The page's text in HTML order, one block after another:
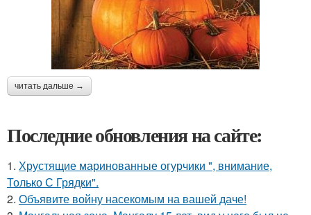
читать дальше →
Последние обновления на сайте:
1. Хрустящие маринованные огурчики ", внимание,
Только С Грядки".
2. Объявите войну насекомым на вашей даче!